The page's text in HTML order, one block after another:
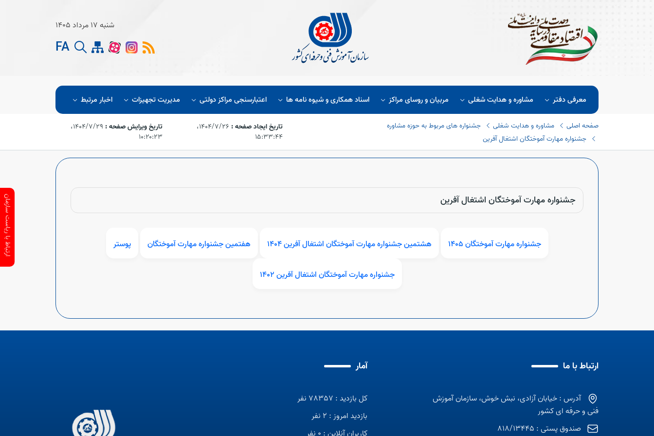
شنبه 17 مرداد 1405
FA
معرفی دفتر مشاوره و هدایت شغلی مربیان و روسای مراکز اسناد همکاری و شیوه نامه ها اعتبارسنجی مراکز دولتی مدیریت تجهیزات اخبار مرتبط
صفحه اصلی مشاوره و هدایت شغلی
جشنواره های مربوط به حوزه مشاوره
جشنواره مهارت آموختگان اشتغال آفرین
تاریخ ایجاد صفحه :
۱۴۰۴/۷/۲۶،‏
۱۵:۳۳:۴۴
تاریخ ویرایش صفحه :
۱۴۰۴/۷/۲۹،‏
۱۰:۲۰:۲۳
جشنواره مهارت آموختگان اشتغال آفرین
جشنواره مهارت آموختگان 1405 هشتمین جشنواره مهارت آموختگان اشتغال آفرین 1404 هفتمین جشنواره مهارت آموختگان پوستر
جشنواره مهارت آموختگان اشتغال آفرین 1402
ارتباط با ما
آدرس : خیابان آزادی، نبش خوش، سازمان آموزش
فنی و حرفه ای کشور
صندوق پستی : 818/13445
آمار
کل بازدید : 78357 نفر
بازدید امروز : 2 نفر
ارتباط با ریاست سازمان